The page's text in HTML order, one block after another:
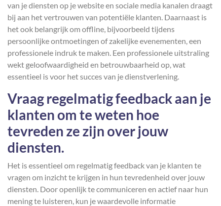
van je diensten op je website en sociale media kanalen draagt
bij aan het vertrouwen van potentiële klanten. Daarnaast is
het ook belangrijk om offline, bijvoorbeeld tijdens
persoonlijke ontmoetingen of zakelijke evenementen, een
professionele indruk te maken. Een professionele uitstraling
wekt geloofwaardigheid en betrouwbaarheid op, wat
essentieel is voor het succes van je dienstverlening.
Vraag regelmatig feedback aan je
klanten om te weten hoe
tevreden ze zijn over jouw
diensten.
Het is essentieel om regelmatig feedback van je klanten te
vragen om inzicht te krijgen in hun tevredenheid over jouw
diensten. Door openlijk te communiceren en actief naar hun
mening te luisteren, kun je waardevolle informatie